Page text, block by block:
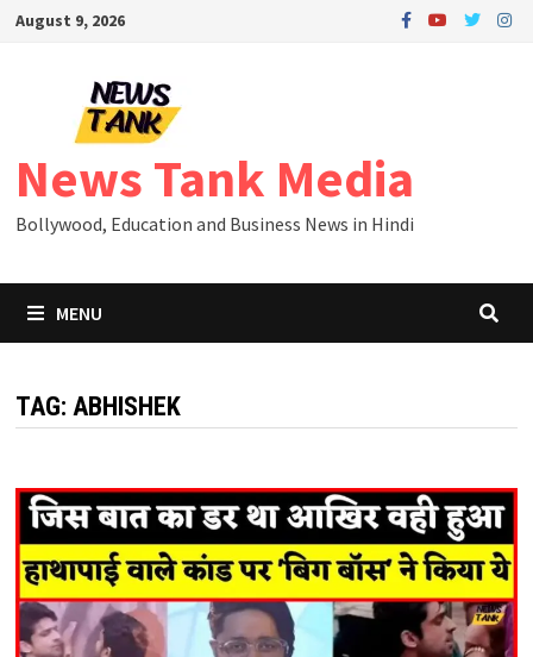
SkipAugust 9, 2026
News Tank Media
Bollywood, Education and Business News in Hindi
MENU
TAG: ABHISHEK